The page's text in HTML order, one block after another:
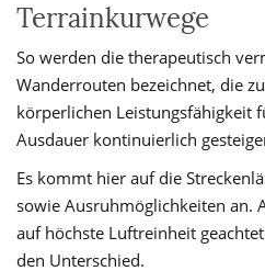
Terrainkurwege
So werden die therapeutisch
Wanderrouten bezeichnet, die
körperlichen Leistungsfähigkeit
Ausdauer kontinuierlich
Es kommt hier auf die
sowie Ausruhmöglichkeiten an.
auf höchste Luftreinheit
den Unterschied.